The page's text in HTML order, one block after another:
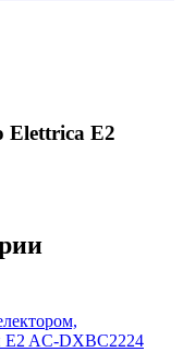
Elettrica E2